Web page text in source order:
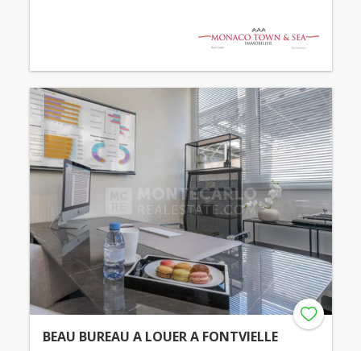
BEAU BUREAU A LOUER A FONTVIELLE